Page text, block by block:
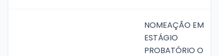
NOMEAÇÃO EM
ESTÁGIO
PROBATÓRIO O